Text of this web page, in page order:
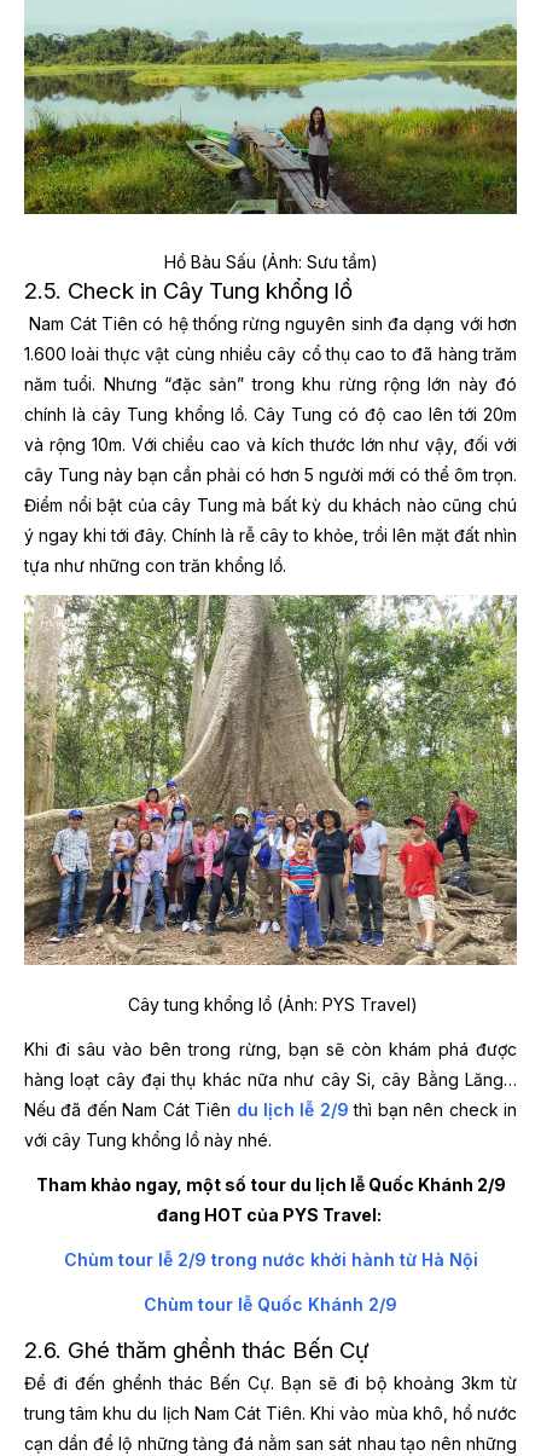
Hồ Bàu Sấu (Ảnh: Sưu tầm)
2.5. Check in Cây Tung khổng lồ
Nam Cát Tiên có hệ thống rừng nguyên sinh đa dạng với hơn
1.600 loài thực vật cùng nhiều cây cổ thụ cao to đã hàng trăm
năm tuổi. Nhưng “đặc sản” trong khu rừng rộng lớn này đó
chính là cây Tung khổng lồ. Cây Tung có độ cao lên tới 20m
và rộng 10m. Với chiều cao và kích thước lớn như vậy, đối với
cây Tung này bạn cần phải có hơn 5 người mới có thể ôm trọn.
Điểm nổi bật của cây Tung mà bất kỳ du khách nào cũng chú
ý ngay khi tới đây. Chính là rễ cây to khỏe, trồi lên mặt đất nhìn
tựa như những con trăn khổng lồ.
Cây tung khổng lồ (Ảnh: PYS Travel)
Khi đi sâu vào bên trong rừng, bạn sẽ còn khám phá được
hàng loạt cây đại thụ khác nữa như cây Si, cây Bằng Lăng…
Nếu đã đến Nam Cát Tiên du lịch lễ 2/9 thì bạn nên check in
với cây Tung khổng lồ này nhé.
Tham khảo ngay, một số tour du lịch lễ Quốc Khánh 2/9
đang HOT của PYS Travel:
Chùm tour lễ 2/9 trong nước khởi hành từ Hà Nội
Chùm tour lễ Quốc Khánh 2/9
2.6. Ghé thăm ghềnh thác Bến Cự
Để đi đến ghềnh thác Bến Cự. Bạn sẽ đi bộ khoảng 3km từ
trung tâm khu du lịch Nam Cát Tiên. Khi vào mùa khô, hồ nước
cạn dần để lộ những tảng đá nằm san sát nhau tạo nên những